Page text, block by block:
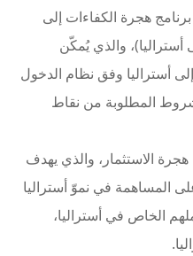
هجرة الكفاءات إلى
أستراليا)، والذي يُمكّن
أستراليا وفق نظام الدخول
المطلوبة من نقاط
هجرة الاستثمار، والذي يهدف
المساهمة في نموّ أستراليا
الخاص في أستراليا،